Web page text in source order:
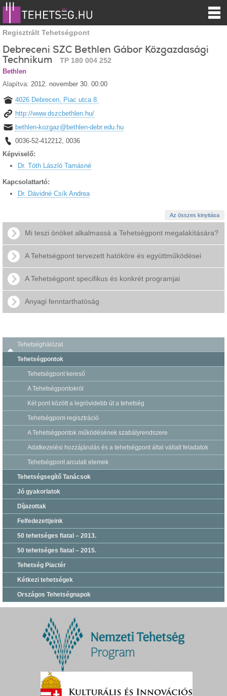
Regisztrált Tehetségpont
Debreceni SZC Bethlen Gábor Közgazdasági
Technikum
TP 180 004 252
Bethlen
Alapítva: 2012. november 30. 00:00
4026 Debrecen, Piac utca 8.
http://www.dszcbethlen.hu/
bethlen-kozgaz@bethlen-debr.edu.hu
0036-52-412212, 0036
Képviselő:
Dr. Tóth László Tamásné
Kapcsolattartó:
Dr. Dávidné Csík Andrea
Az összes kinyitása
Mi teszi önöket alkalmassá a Tehetségpont megalakítására?
A Tehetségpont tervezett hatóköre és együttműködései
A Tehetségpont specifikus és konkrét programjai
Anyagi fenntarthatóság
Tehetséghálózat
Tehetségpontok
Tehetségpont kereső
A Tehetségpontokról
Két pont között a legrövidebb út a tehetség
Tehetségpont-regisztráció
A Tehetségpontok működésének szabályrendszere
Adatkezelési hozzájárulás és a tehetségpont által vállalt feladatok
Tehetségpont arculati elemek
Tehetségsegítő Tanácsok
Jó gyakorlatok
Díjazottak
Felfedezettjeink
50 tehetséges fiatal – 2013.
50 tehetséges fiatal – 2015.
Tehetség Piactér
Kétkezi tehetségek
Országos Tehetségnapok